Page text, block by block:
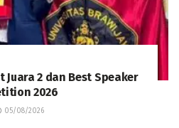
Juara 2 dan Best Speaker
2026
05/08/2026